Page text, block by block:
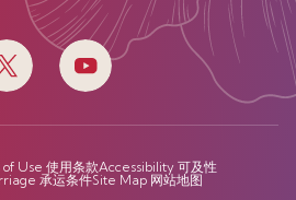
Use 使用条款Accessibility 可及性
承运条件Site Map 网站地图